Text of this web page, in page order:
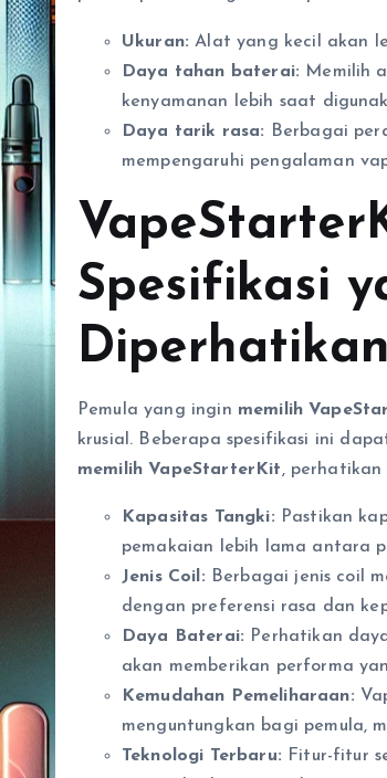
Ukuran: Alat yang kecil akan
Daya tahan baterai: Memilih
kenyamanan lebih saat
Daya tarik rasa: Berbagai
mempengaruhi pengalaman
Spesifikasi
Diperhatikan
Pemula yang ingin memilih
krusial. Beberapa spesifikasi ini
memilih VapeStarterKit,
Kapasitas Tangki: Pastikan
pemakaian lebih lama antara
Jenis Coil: Berbagai jenis coil
dengan preferensi rasa dan
Daya Baterai: Perhatikan
akan memberikan performa
Kemudahan Pemeliharaan:
menguntungkan bagi pemula,
Teknologi Terbaru: Fitur-fitur